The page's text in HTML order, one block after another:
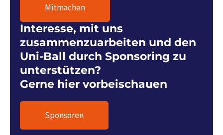
Mitmachen
Interesse, mit uns
zusammenzuarbeiten und den
Uni-Ball durch Sponsoring zu
unterstützen?
Gerne hier vorbeischauen
Sponsoren